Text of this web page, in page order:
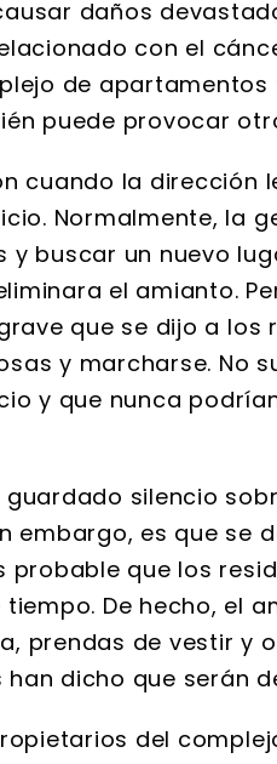
daños
con el
de
puede provocar
cuando la dirección
Normalmente, la
buscar un nuevo
el amianto.
que se dijo a los
y marcharse. No
y que nunca
silencio
embargo, es que se
probable que los
De hecho, el
prendas de vestir y
dicho que serán
del